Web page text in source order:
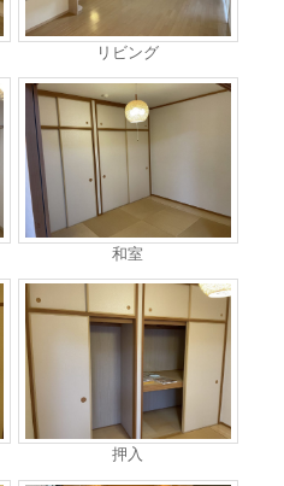
リビング
和室
押入